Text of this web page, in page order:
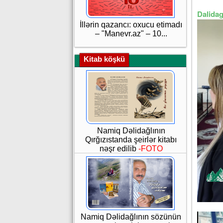
İllərin qazancı: oxucu etimadı
– "Manevr.az" – 10...
Kitab köşkü
Namiq Dəlidağlının
Qırğızıstanda şeirlər kitabı
nəşr edilib -FOTO
Namiq Dəlidağlının sözünün